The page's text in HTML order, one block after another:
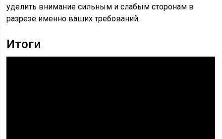
уделить внимание сильным и слабым сторонам в
разрезе именно ваших требований.
Итоги